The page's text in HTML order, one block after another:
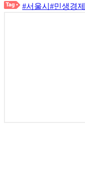
#서울시 #민생경제